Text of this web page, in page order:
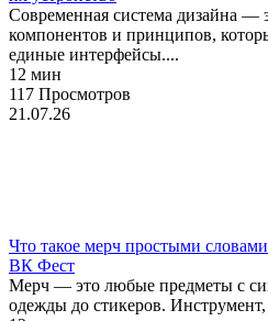
Современная система дизайна —
компонентов и принципов,
единые интерфейсы....
12 мин
117 Просмотров
21.07.26
Что такое мерч простыми
ВК Фест
Мерч — это любые предметы с
одежды до стикеров.